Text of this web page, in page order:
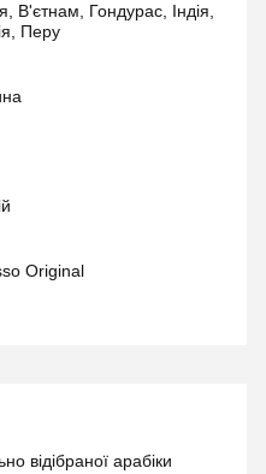
В'єтнам, Гондурас, Індія,
Перу
Original
відібраної арабіки